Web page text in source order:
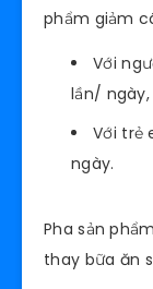
phẩm giảm
Với
lần/ ngày,
Với trẻ
ngày.
Pha sản
thay bữa ăn